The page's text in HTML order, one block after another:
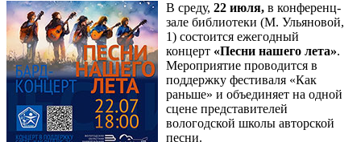
В среду, 22 июля, в конференц-
зале библиотеки (М. Ульяновой,
1) состоится ежегодный
концерт «Песни нашего лета».
Мероприятие проводится в
поддержку фестиваля «Как
раньше» и объединяет на одной
сцене представителей
вологодской школы авторской
песни.